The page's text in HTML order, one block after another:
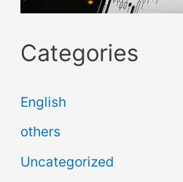
Categories
English
others
Uncategorized